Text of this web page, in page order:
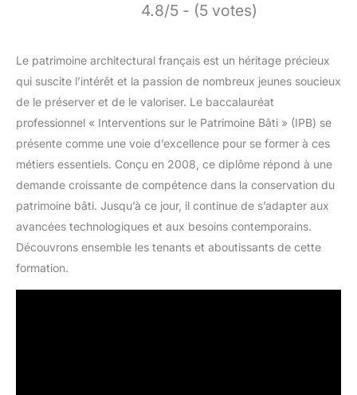
4.8/5 - (5 votes)
Le patrimoine architectural français est un héritage précieux
qui suscite l’intérêt et la passion de nombreux jeunes soucieux
de le préserver et de le valoriser. Le baccalauréat
professionnel « Interventions sur le Patrimoine Bâti » (IPB) se
présente comme une voie d’excellence pour se former à ces
métiers essentiels. Conçu en 2008, ce diplôme répond à une
demande croissante de compétence dans la conservation du
patrimoine bâti. Jusqu’à ce jour, il continue de s’adapter aux
avancées technologiques et aux besoins contemporains.
Découvrons ensemble les tenants et aboutissants de cette
formation.